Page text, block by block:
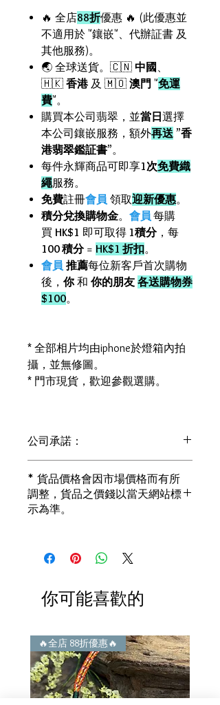
🔥 全店88折優惠 🔥 (此優惠並
不適用於 "鑲嵌"、代辦証書 及
其他服務)。
🌏 全球送貨。🇨🇳 中國 、
🇭🇰 香港及 🇲🇴 澳門 "免運
費"。
購買本公司翡翠，並當日 選擇
本公司鑲嵌服務，額外再送 ”香
港翡翠鑑証書”。
每件永輝商品可即享1次免費織
繩服務。
免費註冊會員 領取迎新優惠。
積分兌換購物金。 會員 每購
買 HK$1 即可取得 1積分，每
100 積分= HK$1 折扣。
會員 推薦每位新客戶首次購物
後， 你和 你的朋友 各送購物券
$100。
* 全部相片均由iphone於燈箱內拍
攝，並無修圖。
* 門市現貨，歡迎參觀選購。
公司承諾：
冇加色！冇化妝！
i) 所有已鑲玉器珠寶丶玉鐲丶擺件皆 奉
送 [香港翡翠鑑証書]
i) 成色足。冇鍍金！冇包金！冇假金！
3) 顧客所花費一分一毫全部都是珠寶本
i) 無佣金！無租金！無買手費！真真正
正行內批發價。
謝絕紙上談兵。
* 貨品價格會因市場價格而有所
調整，貨品之價錢以當天網站標
示為準。
你可能喜歡的
🔥全店 88折優惠🔥